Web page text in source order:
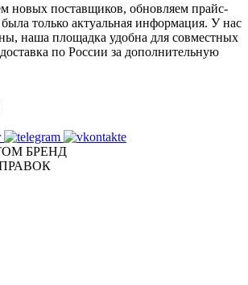
новых поставщиков, обновляем прайс-
только актуальная информация. У нас
наша площадка удобна для совместных
по России за дополнительную
БРЕНД